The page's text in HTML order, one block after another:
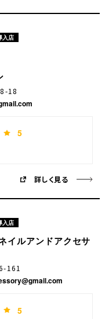
入店
18
5
詳しく見る
入店
イルアンドアクセサ
161
5